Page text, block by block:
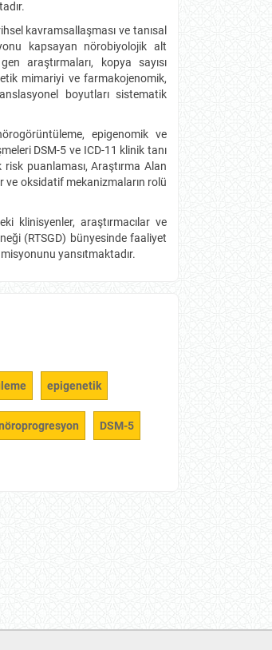
kavramsallaşması ve tanısal
kapsayan nörobiyolojik alt
araştırmaları, kopya sayısı
mimariyi ve farmakojenomik,
boyutları sistematik
epigenomik ve
DSM-5 ve ICD-11 klinik tanı
puanlaması, Araştırma Alan
oksidatif mekanizmaların rolü
klinisyenler, araştırmacılar ve
(RTSGD) bünyesinde faaliyet
yansıtmaktadır.
epigenetik
DSM-5